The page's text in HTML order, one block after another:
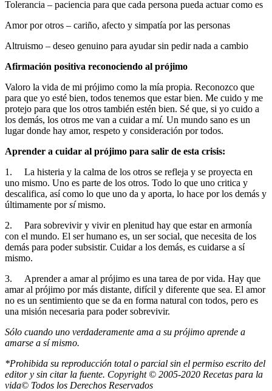
Tolerancia – paciencia para que cada persona pueda actuar como es
Amor por otros – cariño, afecto y simpatía por las personas
Altruismo – deseo genuino para ayudar sin pedir nada a cambio
Afirmación positiva reconociendo al prójimo
Valoro la vida de mi prójimo como la mía propia. Reconozco que
para que yo esté bien, todos tenemos que estar bien. Me cuido y me
protejo para que los otros también estén bien. Sé que, si yo cuido a
los demás, los otros me van a cuidar a mí. Un mundo sano es un
lugar donde hay amor, respeto y consideración por todos.
Aprender a cuidar al prójimo para salir de esta crisis:
1. La histeria y la calma de los otros se refleja y se proyecta en
uno mismo. Uno es parte de los otros. Todo lo que uno critica y
descalifica, así como lo que uno da y aporta, lo hace por los demás y
últimamente porsímismo.
2. Para sobrevivir y vivir en plenitud hay que estar en armonía
con el mundo. El ser humano es, un ser social, que necesita de los
demás para poder subsistir. Cuidar a los demás, es cuidarse a sí
mismo.
3. Aprender a amar al prójimo es una tarea de por vida. Hay que
amar al prójimo por más distante, difícil y diferente que sea. El amor
no es un sentimiento que se da en forma natural con todos, pero es
una misión necesaria para poder sobrevivir.
Sólo cuando uno verdaderamente ama a su prójimo aprende a
amarse a sí mismo.
*Prohibida su reproducción total o parcial sin el permiso escrito del
editor y sin citar la fuente. Copyright © 2005-2020 Recetas para la
vida© Todos los Derechos Reservados